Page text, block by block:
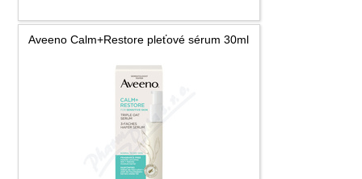
Aveeno Calm+Restore pleťové sérum 30ml